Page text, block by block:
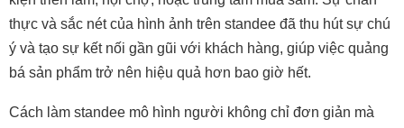
thực và sắc nét của hình ảnh trên standee đã thu hút sự chú
ý và tạo sự kết nối gần gũi với khách hàng, giúp việc quảng
bá sản phẩm trở nên hiệu quả hơn bao giờ hết.
Cách làm standee mô hình người không chỉ đơn giản mà